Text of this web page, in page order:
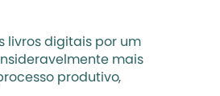
livros digitais por um
mais
produtivo,